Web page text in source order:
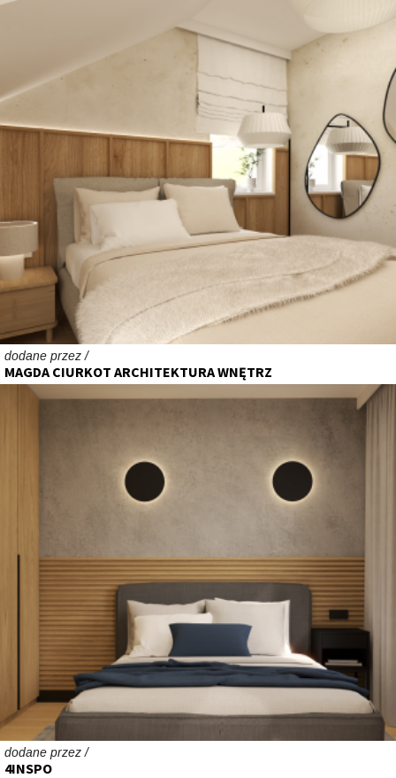
dodane przez /
MAGDA CIURKOT ARCHITEKTURA WNĘTRZ
dodane przez /
4INSPO